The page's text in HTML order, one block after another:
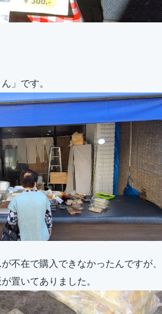
」です。
不在で購入できなかったんですが、
置いてありました。